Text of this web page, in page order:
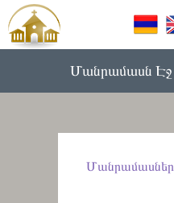
Մանրամասն Էջ
Մանրամասներ